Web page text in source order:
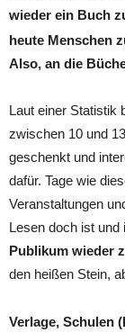
wieder ein Buch
heute Menschen
Also, an die
Laut einer Statistik
zwischen 10 und
geschenkt und
dafür. Tage wie
Veranstaltungen
Lesen doch ist und
Publikum wieder
den heißen Stein,
Verlage, Schulen